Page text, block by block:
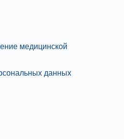
медицинской
данных